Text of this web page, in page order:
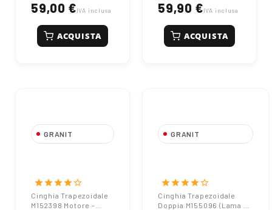
59,00 €IVA inclusa
ACQUISTA
59,90 €IVA inclusa
ACQUISTA
GRANIT
M152398 Motore -
Cambio
starstarstarstarstar_border
Cinghia Trapezoidale
M152398 Motore -
GRANIT
(Lama - Lama)
starstarstarstarstar_border
Cinghia Trapezoidale
Doppia M155096 (Lama -